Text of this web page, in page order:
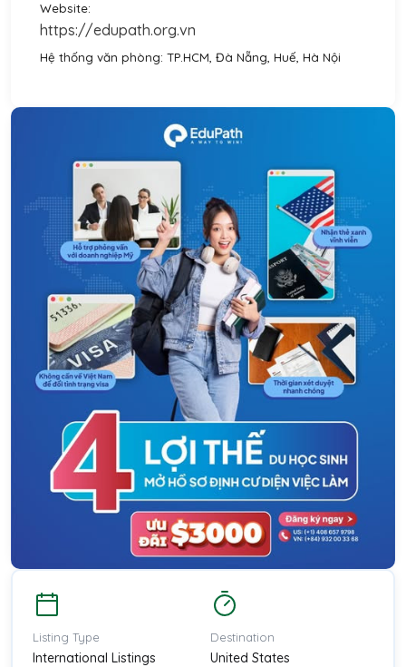
Website:
https://edupath.org.vn
Hệ thống văn phòng: TP.HCM, Đà Nẵng, Huế, Hà Nội
Listing Type
International Listings
Destination
United States